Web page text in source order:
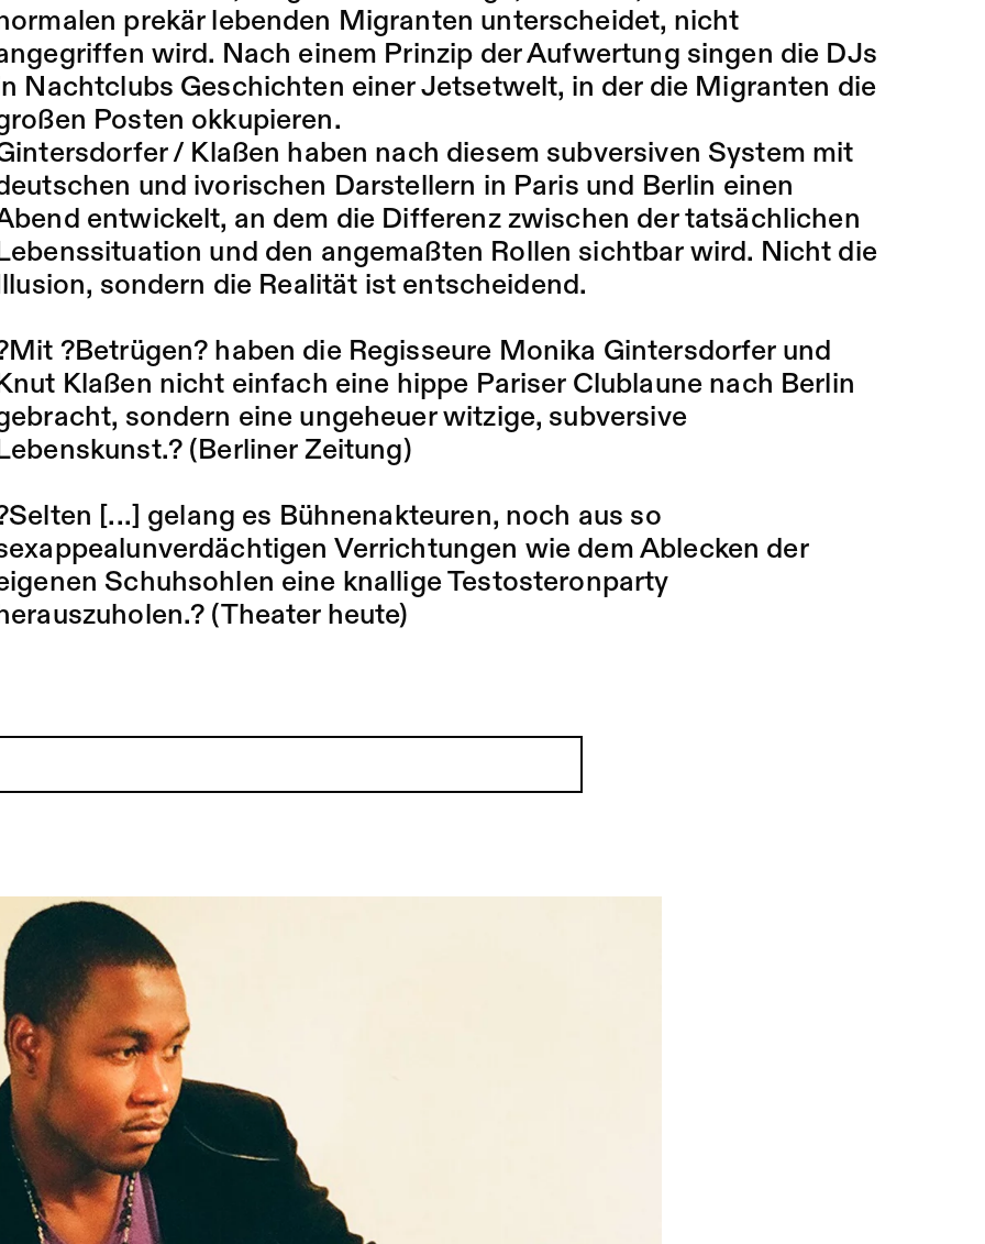
prekär lebenden Migranten unterscheidet, nicht
wird. Nach einem Prinzip der Aufwertung singen die DJs
Nachtclubs Geschichten einer Jetsetwelt, in der die Migranten die
Posten okkupieren.
/ Klaßen haben nach diesem subversiven System mit
und ivorischen Darstellern in Paris und Berlin einen
entwickelt, an dem die Differenz zwischen der tatsächlichen
Lebenssituation und den angemaßten Rollen sichtbar wird. Nicht die
Illusion, sondern die Realität ist entscheidend.
?Betrügen? haben die Regisseure Monika Gintersdorfer und
Knut Klaßen nicht einfach eine hippe Pariser Clublaune nach Berlin
sondern eine ungeheuer witzige, subversive
Lebenskunst.? (Berliner Zeitung)
[...] gelang es Bühnenakteuren, noch aus so
Verrichtungen wie dem Ablecken der
Schuhsohlen eine knallige Testosteronparty
herauszuholen.? (Theater heute)